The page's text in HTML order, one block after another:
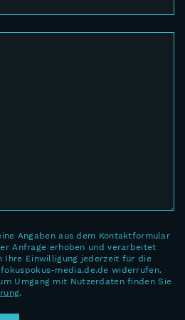
Angaben aus dem Kontaktformular
Anfrage erhoben und verarbeitet
Ihre Einwilligung jederzeit für die
media.de.de widerrufen.
Umgang mit Nutzerdaten finden Sie
.